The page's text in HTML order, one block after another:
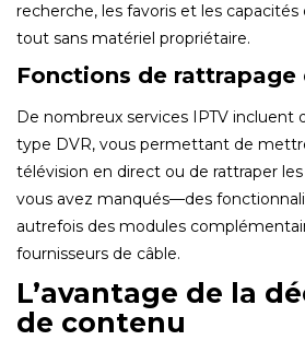
recherche, les favoris et les
tout sans matériel propriétaire.
Fonctions de
De nombreux services IPTV incluent
type DVR, vous permettant de
télévision en direct ou de rattraper
vous avez manqués—des
autrefois des modules
fournisseurs de câble.
L’avantage de la
de contenu